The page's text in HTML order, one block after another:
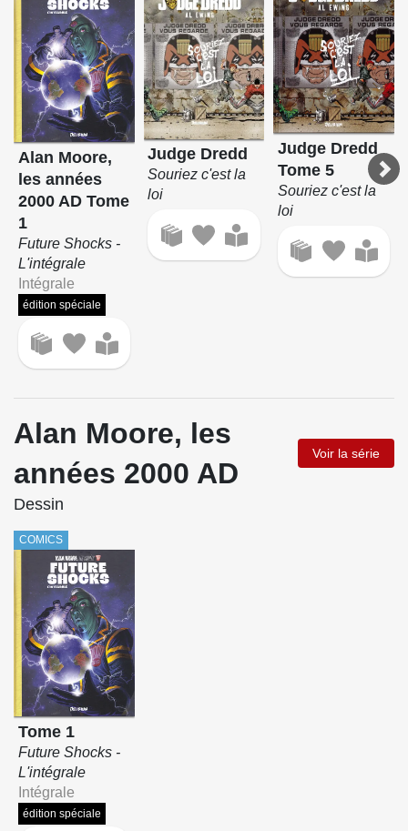
Alan Moore,
les années
2000 AD Tome
1
Future Shocks -
L'intégrale
Intégrale
édition spéciale
Judge Dredd
Souriez c'est la
loi
Judge Dredd
Tome 5
Souriez c'est la
loi
Alan Moore, les
années 2000 AD
Voir la série
Dessin
COMICS
Tome 1
Future Shocks -
L'intégrale
Intégrale
édition spéciale